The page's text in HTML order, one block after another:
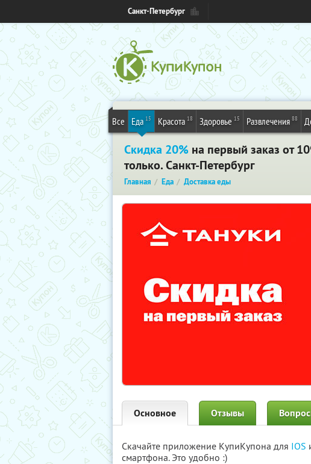
Санкт-Петербург
Все Еда 15 Красота 18 Здоровье 15 Развлечения 88
Скидка 20% на первый заказ от
только. Санкт-Петербург
Главная Еда Доставка еды
Основное Отзывы
Скачайте приложение КупиКупона для IOS
смартфона. Это удобно :)